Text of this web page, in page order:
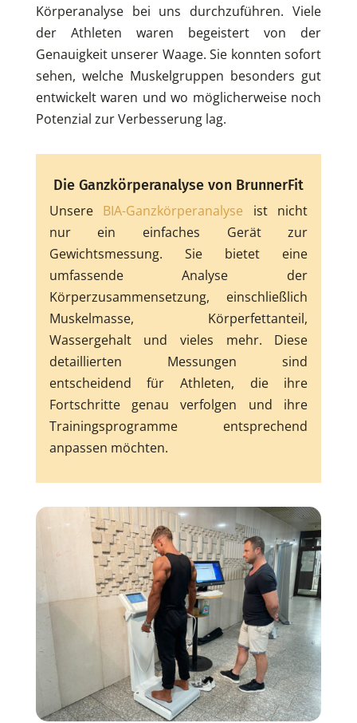
Körperanalyse bei uns durchzuführen. Viele
der Athleten waren begeistert von der
Genauigkeit unserer Waage. Sie konnten sofort
sehen, welche Muskelgruppen besonders gut
entwickelt waren und wo möglicherweise noch
Potenzial zur Verbesserung lag.
Die Ganzkörperanalyse von BrunnerFit
Unsere BIA-Ganzkörperanalyse ist nicht
nur ein einfaches Gerät zur
Gewichtsmessung. Sie bietet eine
umfassende Analyse der
Körperzusammensetzung, einschließlich
Muskelmasse, Körperfettanteil,
Wassergehalt und vieles mehr. Diese
detaillierten Messungen sind
entscheidend für Athleten, die ihre
Fortschritte genau verfolgen und ihre
Trainingsprogramme entsprechend
anpassen möchten.